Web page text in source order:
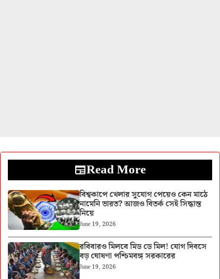
Read More
বিশ্বকাপে খেলার সুযোগ পেয়েও কেন মাঠে
নামেনি ভারত? আজও বিতর্ক সেই সিদ্ধান্ত
নিয়ে
June 19, 2026
রবিবারও মিলবে মিড ডে মিল! যোগ দিবসে
বড় ঘোষণা পশ্চিমবঙ্গ সরকারের
June 19, 2026